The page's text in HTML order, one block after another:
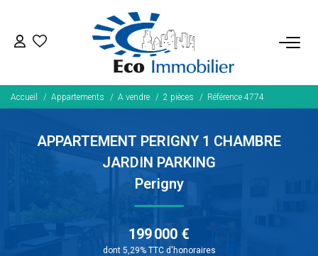
ACHETER
Tous Nos Biens
LOUER
BIENS VENDUS
Accueil Appartements A vendre 2 pièces Référence 4774
APPARTEMENT PERIGNY 1 CHAMBRE
JARDIN PARKING
Perigny
199 000 €
dont 5,29% TTC d'honoraires